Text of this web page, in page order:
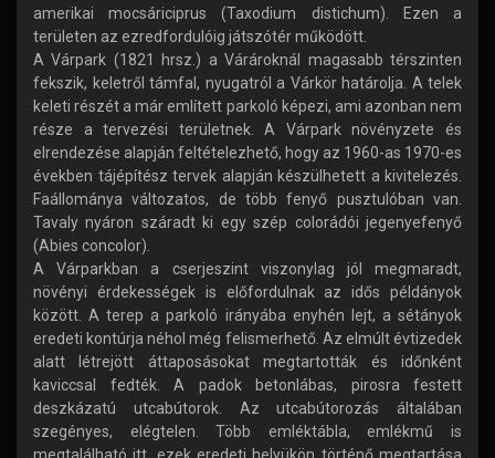
amerikai mocsáriciprus (Taxodium distichum). Ezen a
területen az ezredfordulóig játszótér működött.
A Várpark (1821 hrsz.) a Várároknál magasabb térszinten
fekszik, keletről támfal, nyugatról a Várkör határolja. A telek
keleti részét a már említett parkoló képezi, ami azonban nem
része a tervezési területnek. A Várpark növényzete és
elrendezése alapján feltételezhető, hogy az 1960-as 1970-es
években tájépítész tervek alapján készülhetett a kivitelezés.
Faállománya változatos, de több fenyő pusztulóban van.
Tavaly nyáron száradt ki egy szép colorádói jegenyefenyő
(Abies concolor).
A Várparkban a cserjeszint viszonylag jól megmaradt,
növényi érdekességek is előfordulnak az idős példányok
között. A terep a parkoló irányába enyhén lejt, a sétányok
eredeti kontúrja néhol még felismerhető. Az elmúlt évtizedek
alatt létrejött áttaposásokat megtartották és időnként
kaviccsal fedték. A padok betonlábas, pirosra festett
deszkázatú utcabútorok. Az utcabútorozás általában
szegényes, elégtelen. Több emléktábla, emlékmű is